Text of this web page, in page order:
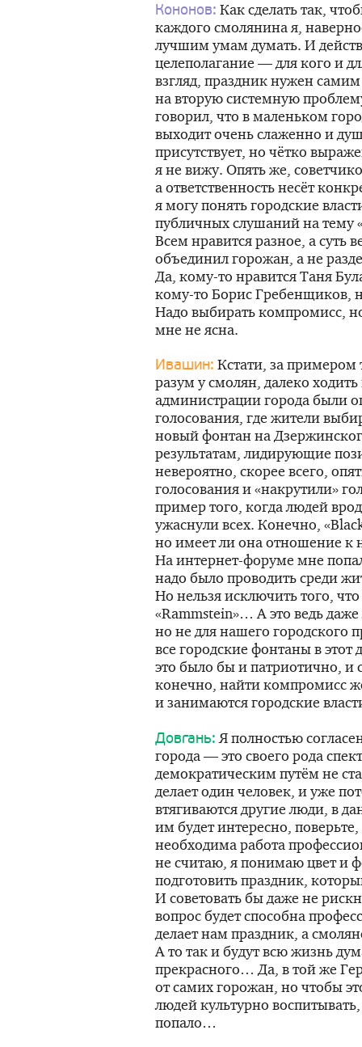
Кононов: Как сделать так,
каждого смолянина я,
лучшим умам думать. И
целеполагание — для кого и
взгляд, праздник нужен
на вторую системную
говорил, что в маленьком
выходит очень слаженно и
присутствует, но чётко
я не вижу. Опять же,
а ответственность несёт
я могу понять городские
публичных слушаний на тему
Всем нравится разное, а суть
объединил горожан, а не
Да, кому-то нравится Таня
кому-то Борис Гребенщиков,
Надо выбирать компромисс,
мне не ясна.
Ивашин: Кстати, за примером
разум у смолян, далеко
администрации города были
голосования, где жители
новый фонтан на
результатам, лидирующие
невероятно, скорее всего,
голосования и «накрутили»
пример того, когда людей
ужаснули всех. Конечно,
но имеет ли она отношение к
На интернет-форуме мне
надо было проводить среди
Но нельзя исключить того,
«Rammstein»… А это ведь
но не для нашего городского
все городские фонтаны в
это было бы и патриотично,
конечно, найти компромисс
и занимаются городские
Довгань: Я полностью
города — это своего рода
демократическим путём не
делает один человек, и уже
втягиваются другие люди, в
им будет интересно,
необходима работа
не считаю, я понимаю цвет и
подготовить праздник,
И советовать бы даже не
вопрос будет способна
делает нам праздник, а
А то так и будут всю жизнь
прекрасного… Да, в той же
от самих горожан, но чтобы
людей культурно
попало…